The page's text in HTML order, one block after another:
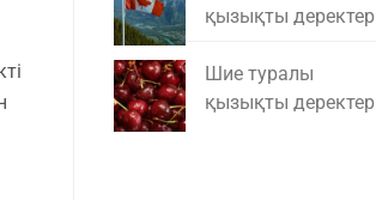
қызықты деректер
Шие туралы
қызықты деректер